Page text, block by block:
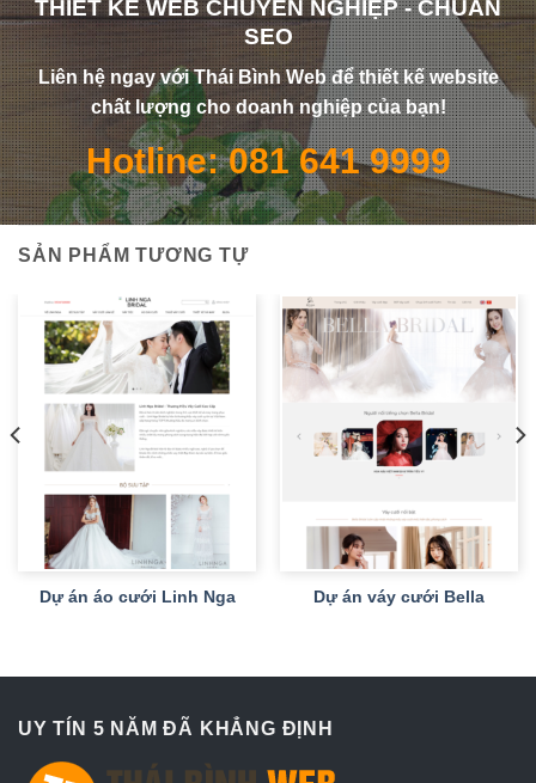
THIẾT KẾ WEB CHUYÊN NGHIỆP - CHUẨN
SEO
Liên hệ ngay với Thái Bình Web để thiết kế website
chất lượng cho doanh nghiệp của bạn!
Hotline: 081 641 9999
SẢN PHẨM TƯƠNG TỰ
Dự án áo cưới Linh Nga Dự án váy cưới Bella
UY TÍN 5 NĂM ĐÃ KHẲNG ĐỊNH